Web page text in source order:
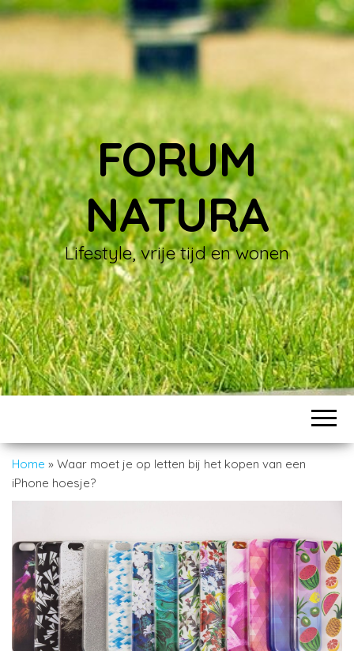
FORUM
NATURA
Lifestyle, vrije tijd en wonen
Home » Waar moet je op letten bij het kopen van een
iPhone hoesje?